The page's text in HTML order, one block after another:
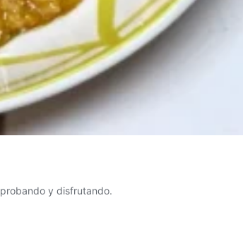
y disfrutando.